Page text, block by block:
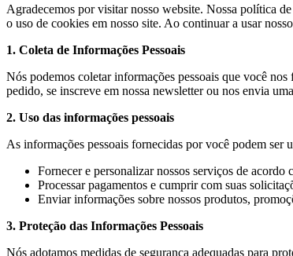
Agradecemos por visitar nosso website. Nossa política
o uso de cookies em nosso site. Ao continuar a usar
1. Coleta de Informações Pessoais
Nós podemos coletar informações pessoais que você
pedido, se inscreve em nossa newsletter ou nos envia
2. Uso das informações pessoais
As informações pessoais fornecidas por você podem ser
Fornecer e personalizar nossos serviços de acordo
Processar pagamentos e cumprir com suas
Enviar informações sobre nossos produtos,
3. Proteção das Informações Pessoais
Nós adotamos medidas de segurança adequadas para